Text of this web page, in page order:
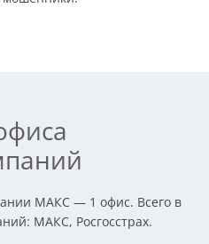
МАКС — 1 офис. Всего в
МАКС, Росгосстрах.